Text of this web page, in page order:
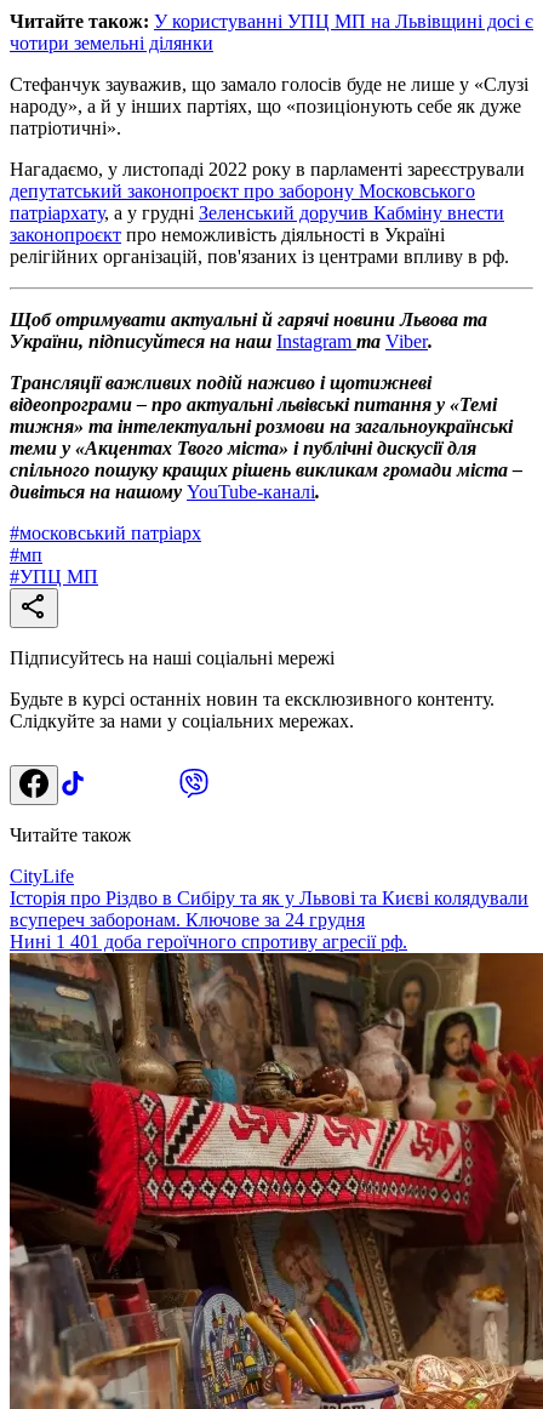
Читайте також: У користуванні УПЦ МП на Львівщині досі є
чотири земельні ділянки
Стефанчук зауважив, що замало голосів буде не лише у «Слузі
народу», а й у інших партіях, що «позиціонують себе як дуже
патріотичні».
Нагадаємо, у листопаді 2022 року в парламенті зареєстрували
депутатський законопроєкт про заборону Московського
патріархату, а у грудні Зеленський доручив Кабміну внести
законопроєкт про неможливість діяльності в Україні
релігійних організацій, пов'язаних із центрами впливу в рф.
Щоб отримувати актуальні й гарячі новини Львова та
України, підписуйтеся на наш Instagram та Viber.
Трансляції важливих подій наживо і щотижневі
відеопрограми – про актуальні львівські питання у «Темі
тижня» та інтелектуальні розмови на загальноукраїнські
теми у «Акцентах Твого міста» і публічні дискусії для
спільного пошуку кращих рішень викликам громади міста –
дивіться на нашому YouTube-каналі.
#московський патріарх
#мп
#УПЦ МП
Підписуйтесь на наші соціальні мережі
Будьте в курсі останніх новин та ексклюзивного контенту.
Слідкуйте за нами у соціальних мережах.
Читайте також
CityLife
Історія про Різдво в Сибіру та як у Львові та Києві колядували
всупереч заборонам. Ключове за 24 грудня
Нині 1 401 доба героїчного спротиву агресії рф.